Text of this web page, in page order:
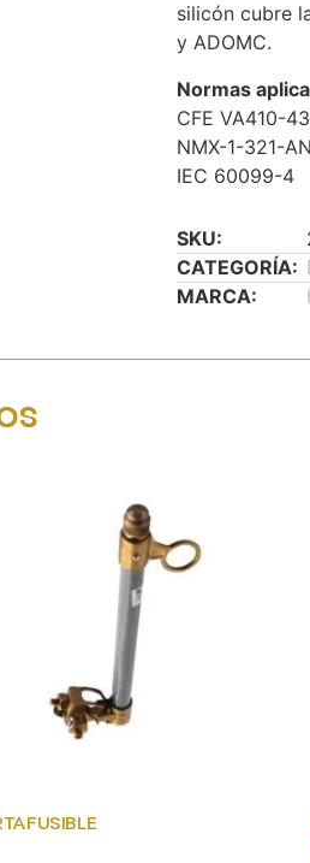
silicón cubre
y ADOMC.
Normas
CFE VA410-43
NMX-1-321-
IEC 60099-4
SKU:
CATEGORÍA:
MARCA: